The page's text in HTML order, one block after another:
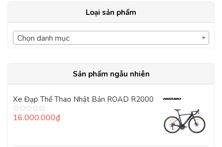
Loại sản phẩm
Chọn danh mục
Sản phẩm ngẫu nhiên
Xe Đạp Thể Thao Nhật Bản ROAD R2000
Được
16.000.000₫